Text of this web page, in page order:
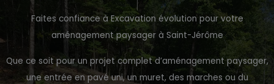
Faites confiance à Excavation évolution pour votre
aménagement paysager à Saint-Jérôme
Que ce soit pour un projet complet d’aménagement paysager,
une entrée en pavé uni, un muret, des marches ou du